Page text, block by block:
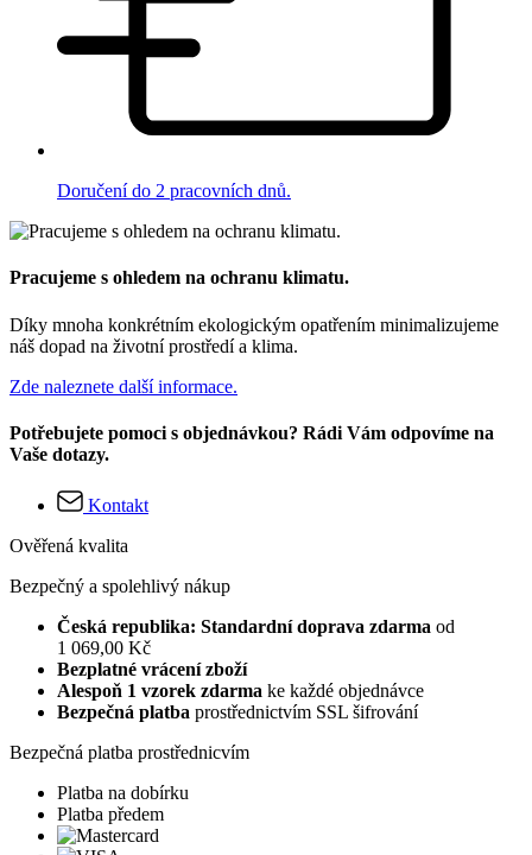
Doručení do 2 pracovních dnů.
Pracujeme s ohledem na ochranu klimatu.
Díky mnoha konkrétním ekologickým opatřením minimalizujeme
náš dopad na životní prostředí a klima.
Zde naleznete další informace.
Potřebujete pomoci s objednávkou? Rádi Vám odpovíme na
Vaše dotazy.
Kontakt
Ověřená kvalita
Bezpečný a spolehlivý nákup
Česká republika: Standardní doprava zdarma od
1 069,00 Kč
Bezplatné vrácení zboží
Alespoň 1 vzorek zdarma ke každé objednávce
Bezpečná platba prostřednictvím SSL šifrování
Bezpečná platba prostřednicvím
Platba na dobírku
Platba předem